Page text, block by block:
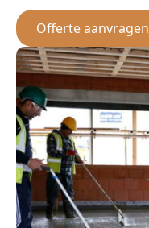
Offerte aanvragen